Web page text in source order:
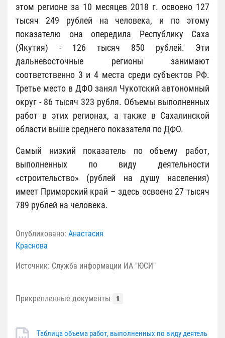
этом регионе за 10 месяцев 2018 г. освоено 127
тысяч 249 рублей на человека, и по этому
показателю она опередила Республику Саха
(Якутия) - 126 тысяч 850 рублей. Эти
дальневосточные регионы занимают
соответственно 3 и 4 места среди субъектов РФ.
Третье место в ДФО занял Чукотский автономный
округ - 86 тысяч 323 рубля. Объемы выполненных
работ в этих регионах, а также в Сахалинской
области выше среднего показателя по ДФО.
Самый низкий показатель по объему работ,
выполненных по виду деятельности
«строительство» (рублей на душу населения)
имеет Приморский край – здесь освоено 27 тысяч
789 рублей на человека.
Опубликовано: Анастасия
Краснова
Источник: Служба информации ИА "ЮСИ"
Прикрепленные документы 1
Таблица объема работ, выполненных по виду деятель